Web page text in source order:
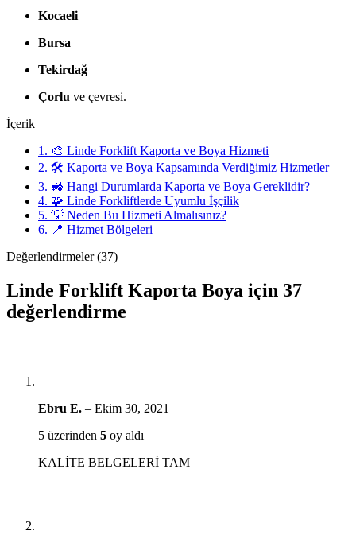
Kocaeli
Bursa
Tekirdağ
Çorlu ve çevresi.
İçerik
1. 🎨 Linde Forklift Kaporta ve Boya Hizmeti
2. 🛠️ Kaporta ve Boya Kapsamında Verdiğimiz Hizmetler
3. 🚜 Hangi Durumlarda Kaporta ve Boya Gereklidir?
4. 🧩 Linde Forkliftlerde Uyumlu İşçilik
5. 💡 Neden Bu Hizmeti Almalısınız?
6. 📍 Hizmet Bölgeleri
Değerlendirmeler (37)
Linde Forklift Kaporta Boya için 37
değerlendirme
Ebru E. – Ekim 30, 2021
5 üzerinden 5 oy aldı
KALİTE BELGELERİ TAM